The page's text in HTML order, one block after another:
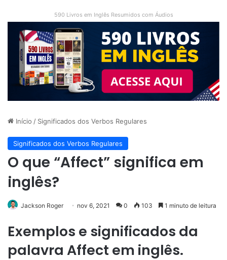
590 Livros em Inglês Resumidos com Áudios
Início / Significados dos Verbos Regulares
Significados dos Verbos Regulares
O que “Affect” significa em
inglês?
Jackson Roger nov 6, 2021 0 103 1 minuto de leitura
Exemplos e significados da
palavra Affect em inglês.